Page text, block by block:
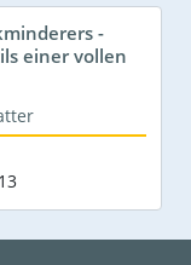
-
einer vollen